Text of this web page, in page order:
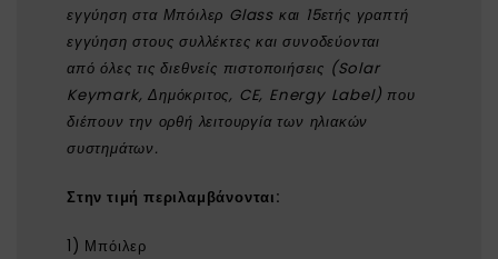
εγγύηση στα Μπόιλερ Glass και 15ετής γραπτή
εγγύηση στους συλλέκτες και συνοδεύονται
από όλες τις διεθνείς πιστοποιήσεις (Solar
Keymark, Δημόκριτος, CE, Energy Label) που
διέπουν την ορθή λειτουργία των ηλιακών
συστημάτων.
Στην τιμή περιλαμβάνονται:
1) Μπόιλερ